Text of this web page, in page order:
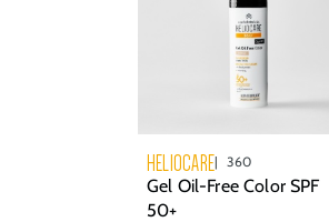
HELIOCARE 360
Gel Oil-Free Color SPF
50+